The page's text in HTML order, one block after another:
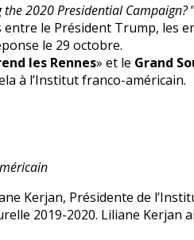
2020 Presidential Campaign?
le Président Trump, les
le 29 octobre.
les Rennes» et le Grand
à l’Institut franco-américain.
Kerjan, Présidente de
2019-2020. Liliane Kerjan